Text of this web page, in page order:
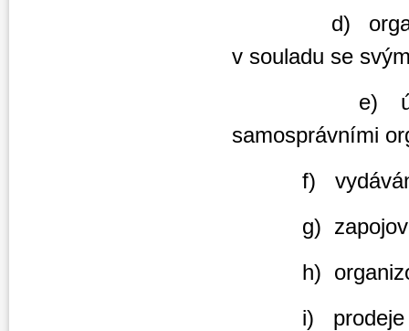
d)
v souladu se
e) účasti na
samosprávními
f) vydávání a
g) zapojování
h)
i) prodeje